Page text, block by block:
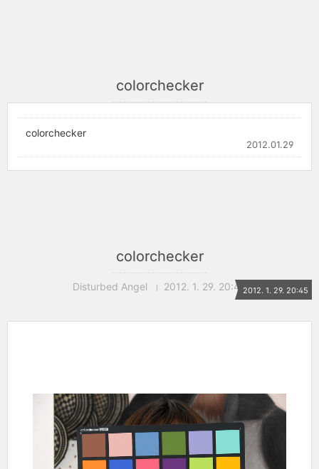
colorchecker
colorchecker
2012.01.29
colorchecker
Disturbed Angel 2012. 1. 29. 20:452012. 1. 29. 20:45